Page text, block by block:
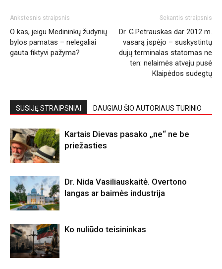
Ankstesnis straipsnis
O kas, jeigu Medininkų žudynių
bylos pamatas – nelegaliai
gauta fiktyvi pažyma?
Sekantis straipsnis
Dr. G.Petrauskas dar 2012 m.
vasarą įspėjo – suskystintų
dujų terminalas statomas ne
ten: nelaimės atveju pusė
Klaipėdos sudegtų
SUSIJĘ STRAIPSNIAI DAUGIAU ŠIO AUTORIAUS TURINIO
Kartais Dievas pasako „ne“ ne be
priežasties
Dr. Nida Vasiliauskaitė. Overtono
langas ar baimės industrija
Ko nuliūdo teisininkas